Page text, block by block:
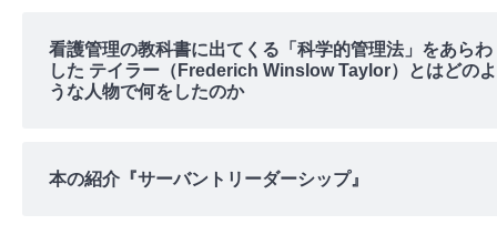
看護管理の教科書に出てくる「科学的管理法」をあらわ
した テイラー（Frederich Winslow Taylor）とはどのよ
うな人物で何をしたのか
本の紹介『サーバントリーダーシップ』